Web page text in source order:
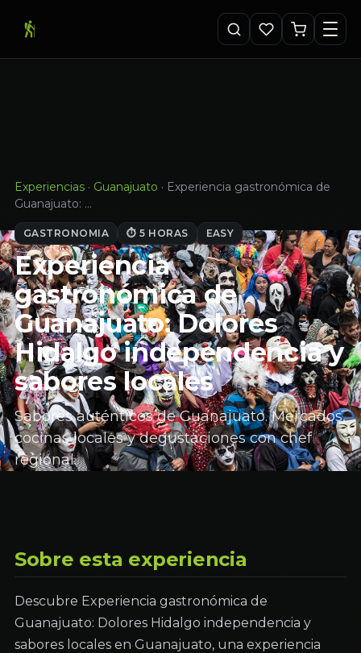
Experiencias · Guanajuato · Experiencia gastronómica de
Guanajuato: …
GASTRONOMIA ⏱ 5 HORAS EASY
Experiencia
gastronómica de
Guanajuato: Dolores
Hidalgo independencia y
sabores locales
Sabores auténticos de Guanajuato. Mercados,
cocinas locales y degustaciones con chef
regional.
Sobre esta experiencia
Descubre Experiencia gastronómica de
Guanajuato: Dolores Hidalgo independencia y
sabores locales en Guanajuato, una experiencia